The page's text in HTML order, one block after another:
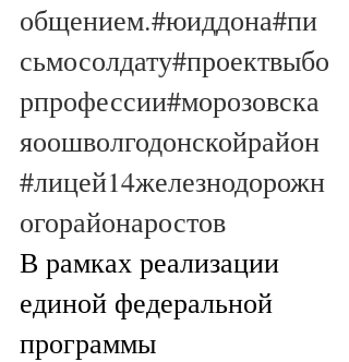
общением.#юиддона#пи
сьмосолдату#проектвыбо
рпрофессии#морозовска
яоошволгодонскойрайон
#лицей14железнодорожн
огорайонаростов
В рамках реализации
единой федеральной
программы